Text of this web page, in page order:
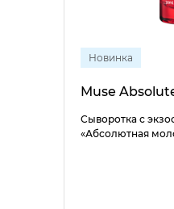
Новинка
Сыворотка с
«Абсолютная